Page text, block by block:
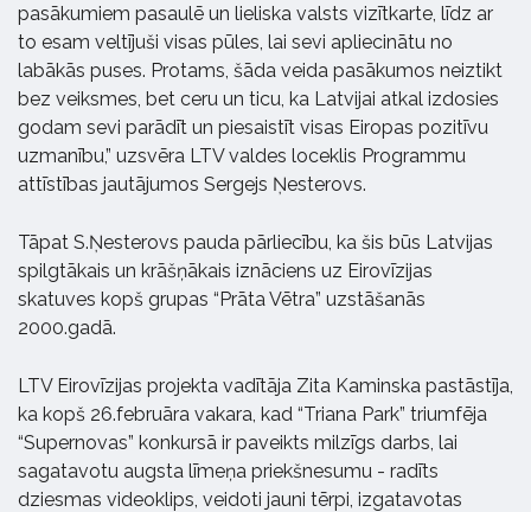
pasākumiem pasaulē un lieliska valsts vizītkarte, līdz ar
to esam veltījuši visas pūles, lai sevi apliecinātu no
labākās puses. Protams, šāda veida pasākumos neiztikt
bez veiksmes, bet ceru un ticu, ka Latvijai atkal izdosies
godam sevi parādīt un piesaistīt visas Eiropas pozitīvu
uzmanību,” uzsvēra LTV valdes loceklis Programmu
attīstības jautājumos Sergejs Ņesterovs.
Tāpat S.Ņesterovs pauda pārliecību, ka šis būs Latvijas
spilgtākais un krāšņākais iznāciens uz Eirovīzijas
skatuves kopš grupas “Prāta Vētra” uzstāšanās
2000.gadā.
LTV Eirovīzijas projekta vadītāja Zita Kaminska pastāstīja,
ka kopš 26.februāra vakara, kad “Triana Park” triumfēja
“Supernovas” konkursā ir paveikts milzīgs darbs, lai
sagatavotu augsta līmeņa priekšnesumu - radīts
dziesmas videoklips, veidoti jauni tērpi, izgatavotas